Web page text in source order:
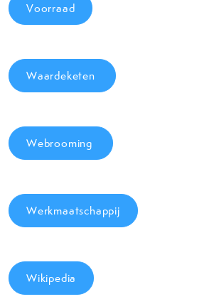
Voorraad
Waardeketen
Webrooming
Werkmaatschappij
Wikipedia